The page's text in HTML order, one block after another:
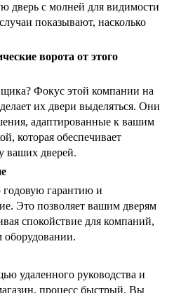
дверь с молней для видимости
показывают, насколько
ворота от этого
Фокус этой компании на
их двери выделяться. Они
адаптированные к вашим
которая обеспечивает
ваших дверей.
гарантию и
Это позволяет вашим дверям
спокойствие для компаний,
удаленного руководства и
процесс быстрый. Вы